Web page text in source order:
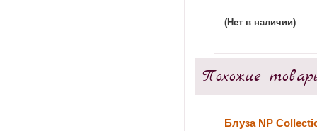
(Нет в наличии)
Похожие
Блуза NP